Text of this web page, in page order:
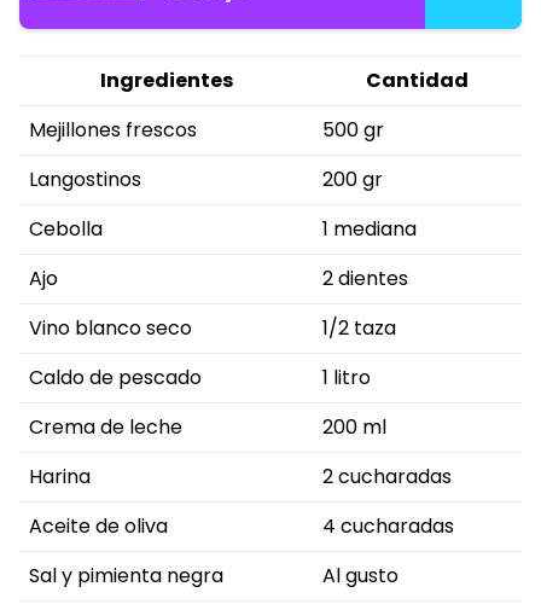
Ingredientes
Cantidad
Mejillones frescos
500 gr
Langostinos
200 gr
Cebolla
1 mediana
Ajo
2 dientes
Vino blanco seco
1/2 taza
Caldo de pescado
1 litro
Crema de leche
200 ml
Harina
2 cucharadas
Aceite de oliva
4 cucharadas
Sal y pimienta negra
Al gusto